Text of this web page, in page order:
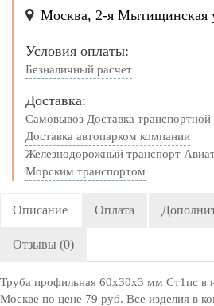
Москва, 2-я Мытищинская
Условия оплаты:
Безналичный расчет
Доставка:
Самовывоз Доставка
Доставка автопарком компании
Железнодорожный транспорт
Морским транспортом
Описание Оплата
Отзывы (0)
Труба профильная 60x30х3 мм Ст1пс в
Москве по цене 79 руб. Все изделия в